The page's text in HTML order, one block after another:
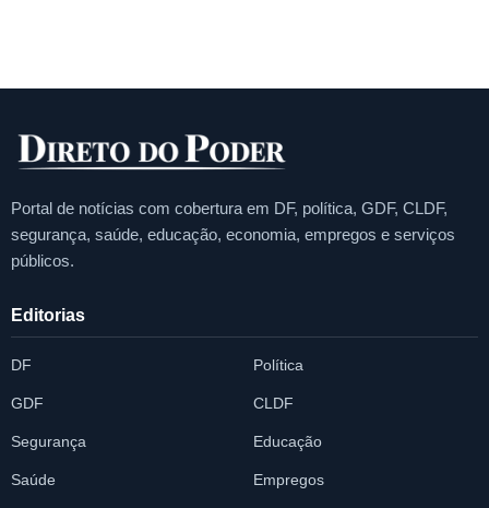
Portal de notícias com cobertura em DF, política, GDF, CLDF,
segurança, saúde, educação, economia, empregos e serviços
públicos.
Editorias
DF Política
GDF CLDF
Segurança Educação
Saúde Empregos